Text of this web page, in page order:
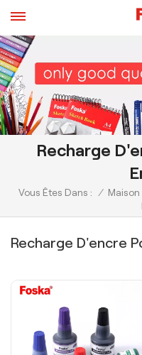
Recharge
Vous Êtes Dans : / Maison
Recharge D'encre